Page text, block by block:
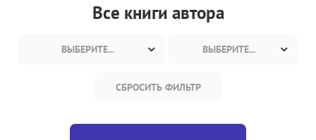
Все книги автора
ВЫБЕРИТЕ... ВЫБЕРИТЕ...
СБРОСИТЬ ФИЛЬТР